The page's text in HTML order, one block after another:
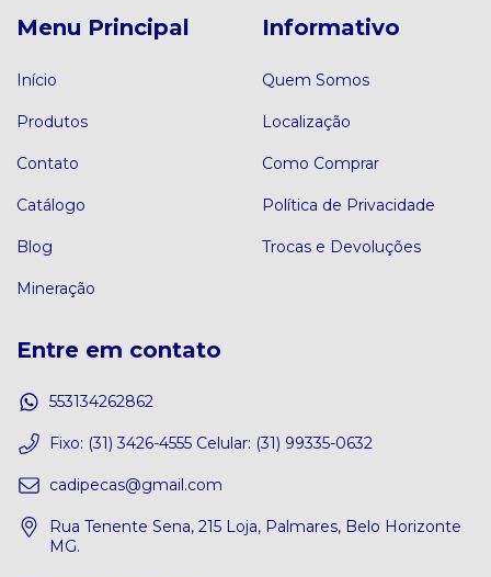
Menu Principal
Início
Produtos
Contato
Catálogo
Blog
Mineração
Informativo
Quem Somos
Localização
Como Comprar
Política de Privacidade
Trocas e Devoluções
Entre em contato
553134262862
Fixo: (31) 3426-4555 Celular: (31) 99335-0632
cadipecas@gmail.com
Rua Tenente Sena, 215 Loja, Palmares, Belo Horizonte
MG.